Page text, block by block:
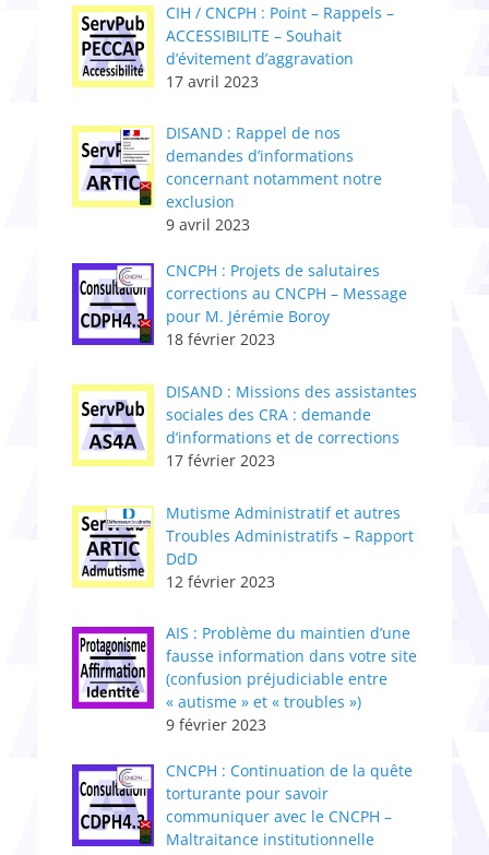
CIH / CNCPH : Point – Rappels –
ACCESSIBILITE – Souhait
d’évitement d’aggravation
17 avril 2023
DISAND : Rappel de nos
demandes d’informations
concernant notamment notre
exclusion
9 avril 2023
CNCPH : ​Projets de salutaires
corrections au CNCPH – Message
pour M. Jérémie Boroy
18 février 2023
DISAND : Missions des assistantes
sociales des CRA : demande
d’informations et de corrections
17 février 2023
Mutisme Administratif et autres
Troubles Administratifs – Rapport
DdD
12 février 2023
AIS : Problème du maintien d’une
fausse information dans votre site
(confusion préjudiciable entre
« autisme » et « troubles »)
9 février 2023
CNCPH : ​Continuation de la quête
torturante pour savoir
communiquer avec le CNCPH –
Maltraitance institutionnelle